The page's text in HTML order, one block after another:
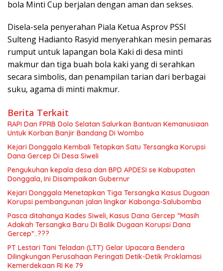
bola Minti Cup berjalan dengan aman dan sekses.
Disela-sela penyerahan Piala Ketua Asprov PSSI
Sulteng Hadianto Rasyid menyerahkan mesin pemaras
rumput untuk lapangan bola Kaki di desa minti
makmur dan tiga buah bola kaki yang di serahkan
secara simbolis, dan penampilan tarian dari berbagai
suku, agama di minti makmur.
Berita Terkait
RAPI Dan FPRB Dolo Selatan Salurkan Bantuan Kemanusiaan
Untuk Korban Banjir Bandang Di Wombo
Kejari Donggala Kembali Tetapkan Satu Tersangka Korupsi
Dana Gercep Di Desa Siweli
Pengukuhan kepala desa dan BPD APDESI se Kabupaten
Donggala, Ini Disampaikan Gubernur
Kejari Donggala Menetapkan Tiga Tersangka Kasus Dugaan
Korupsi pembangunan jalan lingkar Kabonga-Salubomba
Pasca ditahanya Kades Siweli, Kasus Dana Gercep ”Masih
Adakah Tersangka Baru Di Balik Dugaan Korupsi Dana
Gercep”..???
PT Lestari Tani Teladan (LTT) Gelar Upacara Bendera
Dilingkungan Perusahaan Peringati Detik-Detik Proklamasi
Kemerdekaan RI Ke 79